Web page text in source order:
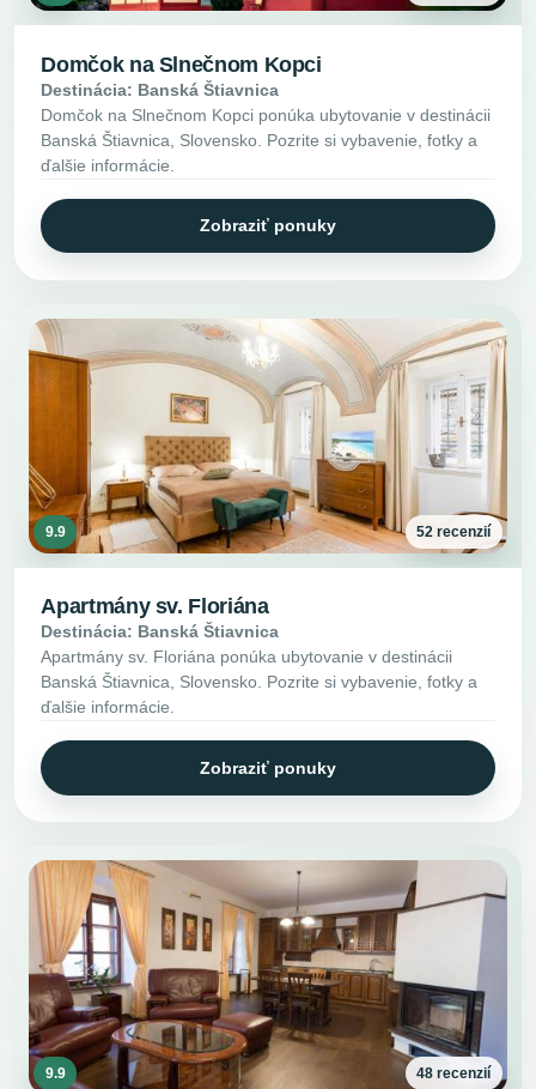
Domčok na Slnečnom Kopci
Destinácia: Banská Štiavnica
Domčok na Slnečnom Kopci ponúka ubytovanie v destinácii
Banská Štiavnica, Slovensko. Pozrite si vybavenie, fotky a
ďalšie informácie.
Zobraziť ponuky
9.9 52 recenzií
Apartmány sv. Floriána
Destinácia: Banská Štiavnica
Apartmány sv. Floriána ponúka ubytovanie v destinácii
Banská Štiavnica, Slovensko. Pozrite si vybavenie, fotky a
ďalšie informácie.
Zobraziť ponuky
9.9 48 recenzií